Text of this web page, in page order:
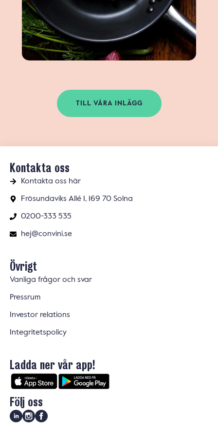
TILL VÅRA INLÄGG
Kontakta oss
Kontakta oss här
Frösundaviks Allé 1, 169 70 Solna
0200-333 535
hej@convini.se
Övrigt
Vanliga frågor och svar
Pressrum
Investor relations
Integritetspolicy
Ladda ner vår app!
Följ oss